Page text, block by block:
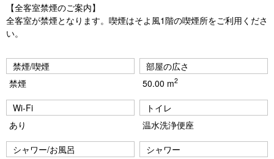
【全客室禁煙のご案内】
全客室が禁煙となります。喫煙はそよ風1階の喫煙所をご利用くださ
い。
禁煙/喫煙
禁煙
部屋の広さ
50.00 m2
Wi-Fi
あり
トイレ
温水洗浄便座
シャワー/お風呂
シャワー